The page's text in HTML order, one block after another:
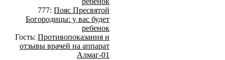
777: Пояс Пресвятой
Богородицы: у вас будет
ребенок
Гость: Противопоказания и
отзывы врачей на аппарат
Алмаг-01